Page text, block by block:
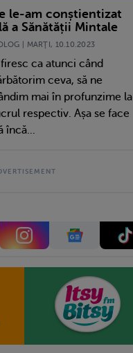
le-am conștientizat
a Sănătății Mintale
| MARŢI, 10.10.2023
firesc ca atunci când
ceva, să ne
mai în profunzime la
respectiv. Așa se face
încă...